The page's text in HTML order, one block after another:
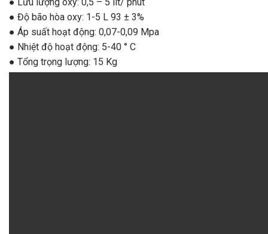
● Độ bão hòa oxy: 1-5 L 93 ± 3%
● Áp suất hoạt động: 0,07-0,09 Mpa
● Nhiệt độ hoạt động: 5-40 ° C
● Tổng trọng lượng: 15 Kg